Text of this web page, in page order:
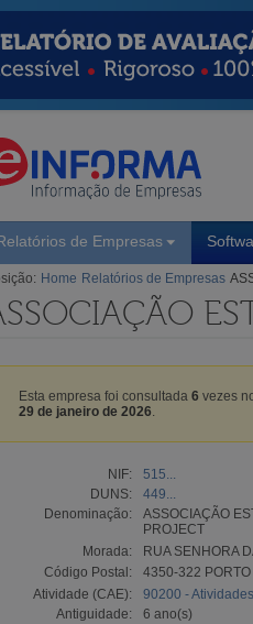
de Empresas
Home Relatórios de Empresas
Esta empresa foi consultada 6 vezes
29 de janeiro de 2026
NIF:
515...
DUNS:
449...
Denominação:
ASSOCIAÇÃO
PROJECT
Morada:
RUA SENHORA
Código Postal:
4350-322 PORTO
Atividade (CAE):
90200 -
Antiguidade:
6 ano(s)